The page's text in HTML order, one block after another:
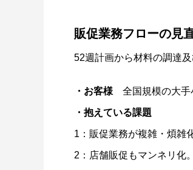
販促業務フローの見
52週計画から材料の調達
・お客様 全国規模の大手
・抱えている課題
1：販促業務が複雑・煩雑
2：店舗販促もマンネリ化。